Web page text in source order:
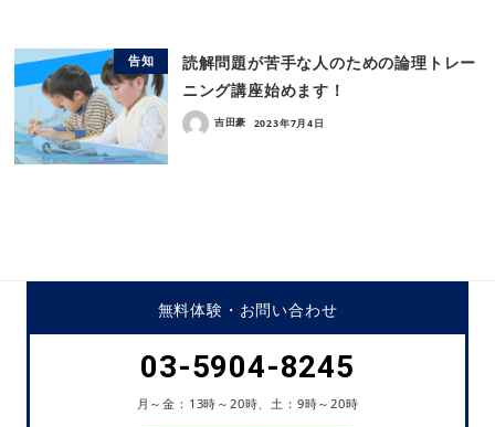
告知
読解問題が苦手な人のための論理トレー
ニング講座始めます！
吉田豪 2023年7月4日
無料体験・ お問い合わせ
03-5904-8245
月～金：13時～20時、土：9時～20時